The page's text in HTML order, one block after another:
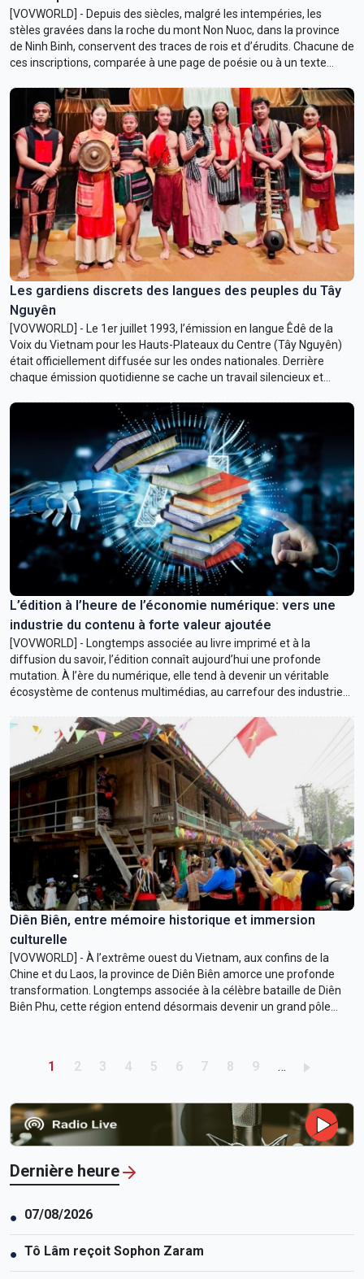
[VOVWORLD] - Depuis des siècles, malgré les intempéries, les
stèles gravées dans la roche du mont Non Nuoc, dans la province
de Ninh Binh, conservent des traces de rois et d’érudits. Chacune de
ces inscriptions, comparée à une page de poésie ou à un texte
vietnamien ancien, tout en offrant un éclairage sur la vie sous les
dynasties d’antan.
Les gardiens discrets des langues des peuples du Tây
Nguyên
[VOVWORLD] - Le 1er juillet 1993, l’émission en langue Êdê de la
Voix du Vietnam pour les Hauts-Plateaux du Centre (Tây Nguyên)
était officiellement diffusée sur les ondes nationales. Derrière
chaque émission quotidienne se cache un travail silencieux et
passionnés qui œuvrent inlassablement à préserver la langue et
l’écriture des peuples de cette région hautement stratégique.
L’édition à l’heure de l’économie numérique: vers une
industrie du contenu à forte valeur ajoutée
[VOVWORLD] - Longtemps associée au livre imprimé et à la
diffusion du savoir, l’édition connaît aujourd’hui une profonde
mutation. À l’ère du numérique, elle tend à devenir un véritable
écosystème de contenus multimédias, au carrefour des industries
Diên Biên, entre mémoire historique et immersion
culturelle
[VOVWORLD] - À l’extrême ouest du Vietnam, aux confins de la
Chine et du Laos, la province de Diên Biên amorce une profonde
transformation. Longtemps associée à la célèbre bataille de Diên
Biên Phu, cette région entend désormais devenir un grand pôle
Pagination
Trang hiện thời
1 Trang
2 Trang
3 Trang
4 Trang
5 Trang
6 Trang
7 Trang
8 Trang
9 …
Dernière heure
● 07/08/2026
● Tô Lâm reçoit Sophon Zaram